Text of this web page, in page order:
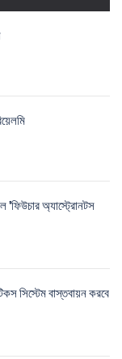
'ফিউচার অ্যাস্ট্রোনটস
সিস্টেম বাস্তবায়ন করবে